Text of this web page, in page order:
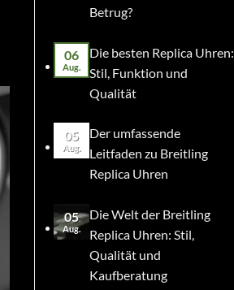
Betrug?
06
Aug.
Die besten Replica Uhren:
Stil, Funktion und
Qualität
05
Aug.
Der umfassende
Leitfaden zu Breitling
Replica Uhren
05
Aug.
Die Welt der Breitling
Replica Uhren: Stil,
Qualität und
Kaufberatung